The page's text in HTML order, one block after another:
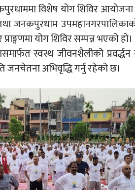
विशेष योग शिविर
तथा जनकपुरधाम
योग शिविर सम्पन्न भएको हो।
स्वस्थ जीवनशैलीको प्रवर्द्धन
जनचेतना अभिवृद्धि गर्नु रहेको छ।